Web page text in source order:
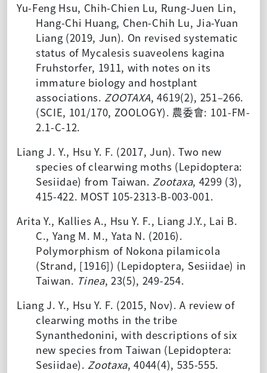
Yu-Feng Hsu, Chih-Chien Lu, Rung-Juen Lin,
Hang-Chi Huang, Chen-Chih Lu, Jia-Yuan
Liang (2019, Jun). On revised systematic
status of Mycalesis suaveolens kagina
Fruhstorfer, 1911, with notes on its
immature biology and hostplant
associations. ZOOTAXA, 4619(2), 251–266.
(SCIE, 101/170, ZOOLOGY). 農委會: 101-FM-
2.1-C-12.
Liang J. Y., Hsu Y. F. (2017, Jun). Two new
species of clearwing moths (Lepidoptera:
Sesiidae) from Taiwan. Zootaxa, 4299 (3),
415-422. MOST 105-2313-B-003-001.
Arita Y., Kallies A., Hsu Y. F., Liang J.Y., Lai B.
C., Yang M. M., Yata N. (2016).
Polymorphism of Nokona pilamicola
(Strand, [1916]) (Lepidoptera, Sesiidae) in
Taiwan. Tinea, 23(5), 249-254.
Liang J. Y., Hsu Y. F. (2015, Nov). A review of
clearwing moths in the tribe
Synanthedonini, with descriptions of six
new species from Taiwan (Lepidoptera:
Sesiidae). Zootaxa, 4044(4), 535-555.